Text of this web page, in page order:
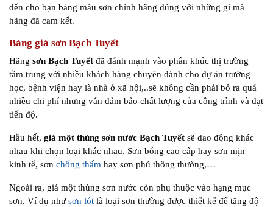
đến cho bạn bảng màu sơn chính hãng đúng với những gì mà
hãng đã cam kết.
Bảng giá sơn Bạch Tuyết
Hãng sơn Bạch Tuyết đã đánh mạnh vào phân khúc thị trường
tầm trung với nhiều khách hàng chuyên dành cho dự án trường
học, bệnh viện hay là nhà ở xã hội,..sẽ không cần phải bỏ ra quá
nhiều chi phí nhưng vẫn đảm bảo chất lượng của công trình và đạt
tiến độ.
Hầu hết, giá một thùng sơn nước Bạch Tuyết sẽ dao động khác
nhau khi chọn loại khác nhau. Sơn bóng cao cấp hay sơn mịn
kinh tế, sơn chống thấm hay sơn phủ thông thường,…
Ngoài ra, giá một thùng sơn nước còn phụ thuộc vào hạng mục
sơn. Ví dụ nhưsơn lót là loại sơn thường được thiết kế để tăng độ